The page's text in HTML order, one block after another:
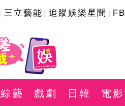
三立藝能 追蹤娛樂星聞 FB
綜藝 戲劇 日韓 電影